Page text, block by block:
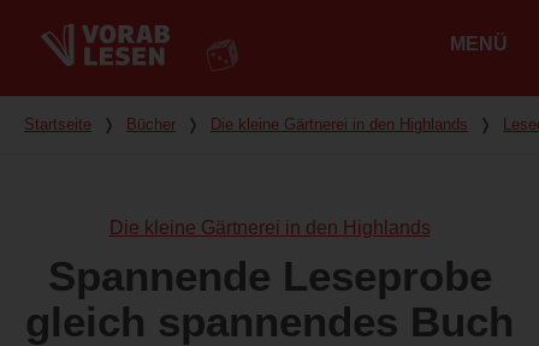
MENÜ
Du bist hier
Startseite ❭ Bücher ❭ Die kleine Gärtnerei in den Highlands ❭
Die kleine Gärtnerei in den Highlands
Spannende Leseprobe
gleich spannendes Buch